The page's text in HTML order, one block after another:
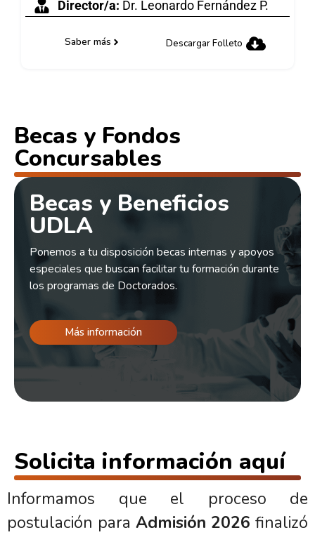
Director/a: Dr. Leonardo Fernández P.
Saber más Descargar Folleto
Becas y Fondos
Concursables
Becas y Beneficios
UDLA
Ponemos a tu disposición becas internas y apoyos
especiales que buscan facilitar tu formación durante
los programas de Doctorados.
Más información
Solicita información aquí
Informamos que el proceso de
postulación para Admisión 2026 finalizó